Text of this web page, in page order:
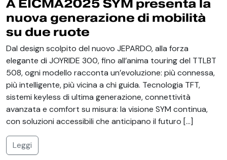
A EICMA2025 SYM presenta la
nuova generazione di mobilità
su due ruote
Dal design scolpito del nuovo JEPARDO, alla forza
elegante di JOYRIDE 300, fino all’anima touring del TTLBT
508, ogni modello racconta un’evoluzione: più connessa,
più intelligente, più vicina a chi guida. Tecnologia TFT,
sistemi keyless di ultima generazione, connettività
avanzata e comfort su misura: la visione SYM continua,
con soluzioni accessibili che anticipano il futuro […]
Leggi